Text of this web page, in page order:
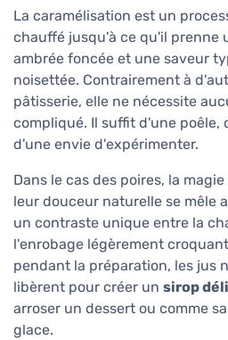
La caramélisation est un
chauffé jusqu'à ce qu'il prenne
ambrée foncée et une saveur
noisettée. Contrairement à
pâtisserie, elle ne nécessite
compliqué. Il suffit d'une poêle,
d'une envie d'expérimenter.
Dans le cas des poires, la
leur douceur naturelle se mêle
un contraste unique entre la
l'enrobage légèrement
pendant la préparation, les jus
libèrent pour créer un sirop
arroser un dessert ou comme
glace.